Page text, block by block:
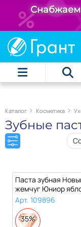
Каталог Косметика
Зубные
Паста зубная
жемчуг Юниор
мята, 50 мл..
Арт. 109896
35%